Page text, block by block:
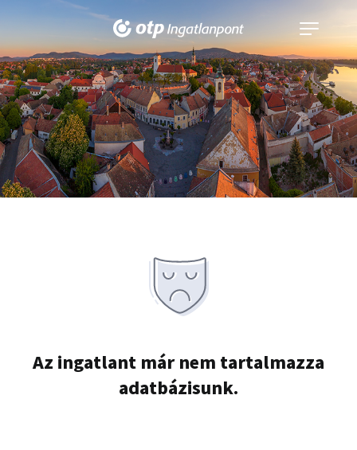
Navigáció
kinyitása
Az ingatlant már nem tartalmazza
adatbázisunk.